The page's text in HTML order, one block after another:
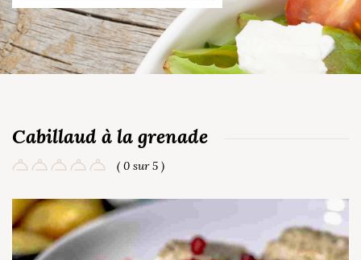
Cabillaud à la grenade
( 0 sur 5 )